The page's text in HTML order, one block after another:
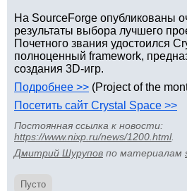
На SourceForge опубликованы
результаты выбора лучшего
Почетного звания удостоился
полноценный framework,
создания 3D-игр.
Подробнее >> (Project of the
Посетить сайт Crystal Space >>
Постоянная ссылка к новости:
https://www.nixp.ru/news/1200.html.
Дмитрий Шурупов по материалам
Пусто